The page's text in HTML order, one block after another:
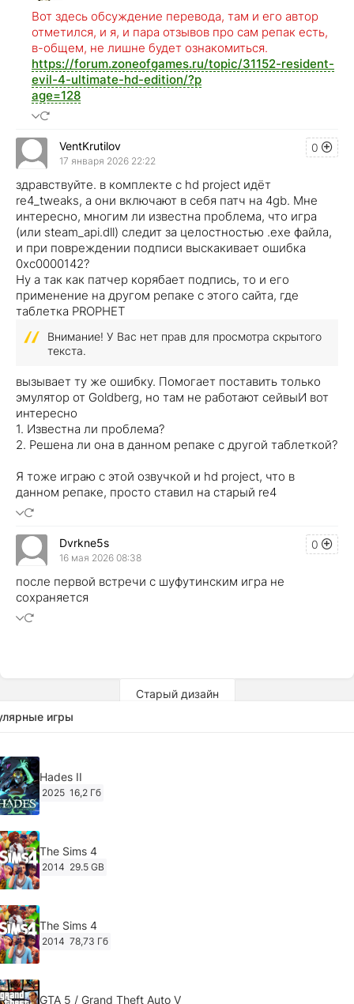
Вот здесь обсуждение перевода, там и его автор
отметился, и я, и пара отзывов про сам репак есть,
в-общем, не лишне будет ознакомиться.
https://forum.zoneofgames.ru/topic/31152-resident-
evil-4-ultimate-hd-edition/?p
age=128
0
VentKrutilov
17 января 2026 22:22
здравствуйте. в комплекте с hd project идёт
re4_tweaks, а они включают в себя патч на 4gb. Мне
интересно, многим ли известна проблема, что игра
(или steam_api.dll) следит за целостностью .exe файла,
и при повреждении подписи выскакивает ошибка
0xc0000142?
Ну а так как патчер корябает подпись, то и его
применение на другом репаке с этого сайта, где
таблетка PROPHET
Внимание! У Вас нет прав для просмотра скрытого
текста.
вызывает ту же ошибку. Помогает поставить только
эмулятор от Goldberg, но там не работают сейвыИ вот
интересно
1. Известна ли проблема?
2. Решена ли она в данном репаке с другой таблеткой?
Я тоже играю с этой озвучкой и hd project, что в
данном репаке, просто ставил на старый re4
0
Dvrkne5s
16 мая 2026 08:38
после первой встречи с шуфутинским игра не
сохраняется
Старый дизайн
игры
Hades II
2025 16,2 Гб
The Sims 4
2014 29.5 GB
The Sims 4
2014 78,73 Гб
GTA 5 / Grand Theft Auto V